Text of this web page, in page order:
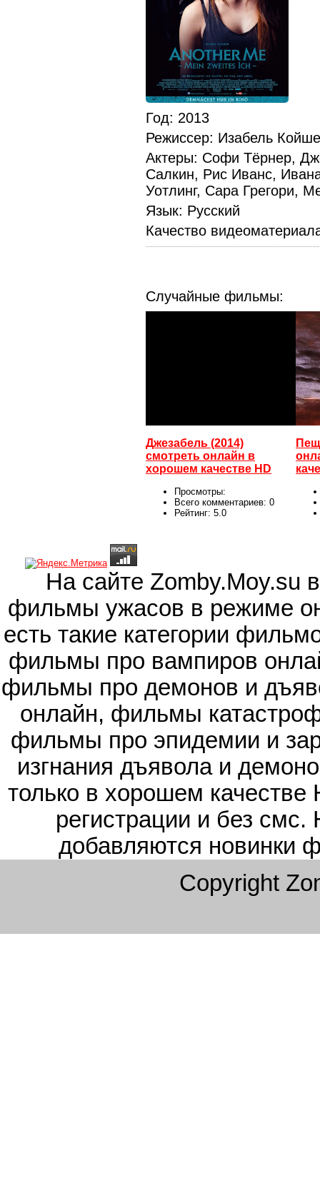
Год: 2013
Режиссер: Изабель
Актеры: Софи Тёрнер,
Салкин, Рис Иванс,
Уотлинг, Сара Грегори,
Язык: Русский
Качество
Случайные фильмы:
Джезабель (2014)
смотреть онлайн в
хорошем качестве HD
Просмотры:
Всего комментариев: 0
Рейтинг: 5.0
На сайте Zomby.Moy.su
фильмы ужасов в режиме
есть такие категории
фильмы про вампиров
фильмы про демонов и
онлайн, фильмы
фильмы про эпидемии и
изгнания дъявола и
только в хорошем качестве
регистрации и без
добавляются новинки
Copyright